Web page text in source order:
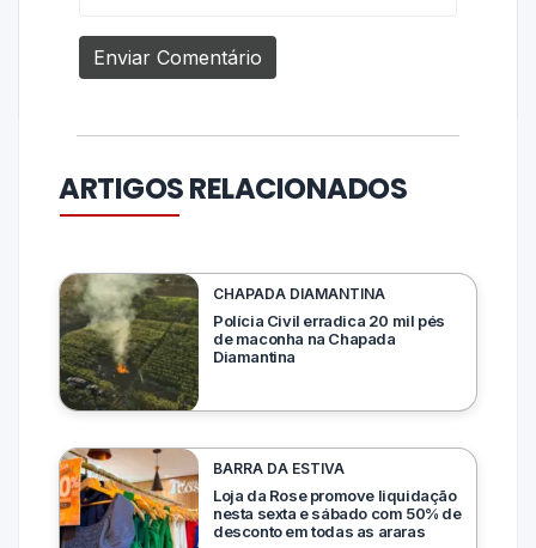
ARTIGOS RELACIONADOS
CHAPADA DIAMANTINA
Polícia Civil erradica 20 mil pés
de maconha na Chapada
Diamantina
BARRA DA ESTIVA
Loja da Rose promove liquidação
nesta sexta e sábado com 50% de
desconto em todas as araras